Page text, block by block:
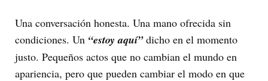
Una conversación honesta. Una mano ofrecida sin
condiciones. Un “estoy aquí”dicho en el momento
justo. Pequeños actos que no cambian el mundo en
apariencia, pero que pueden cambiar el modo en que